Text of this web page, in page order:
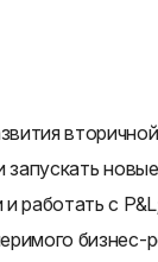
работать с
бизнес-